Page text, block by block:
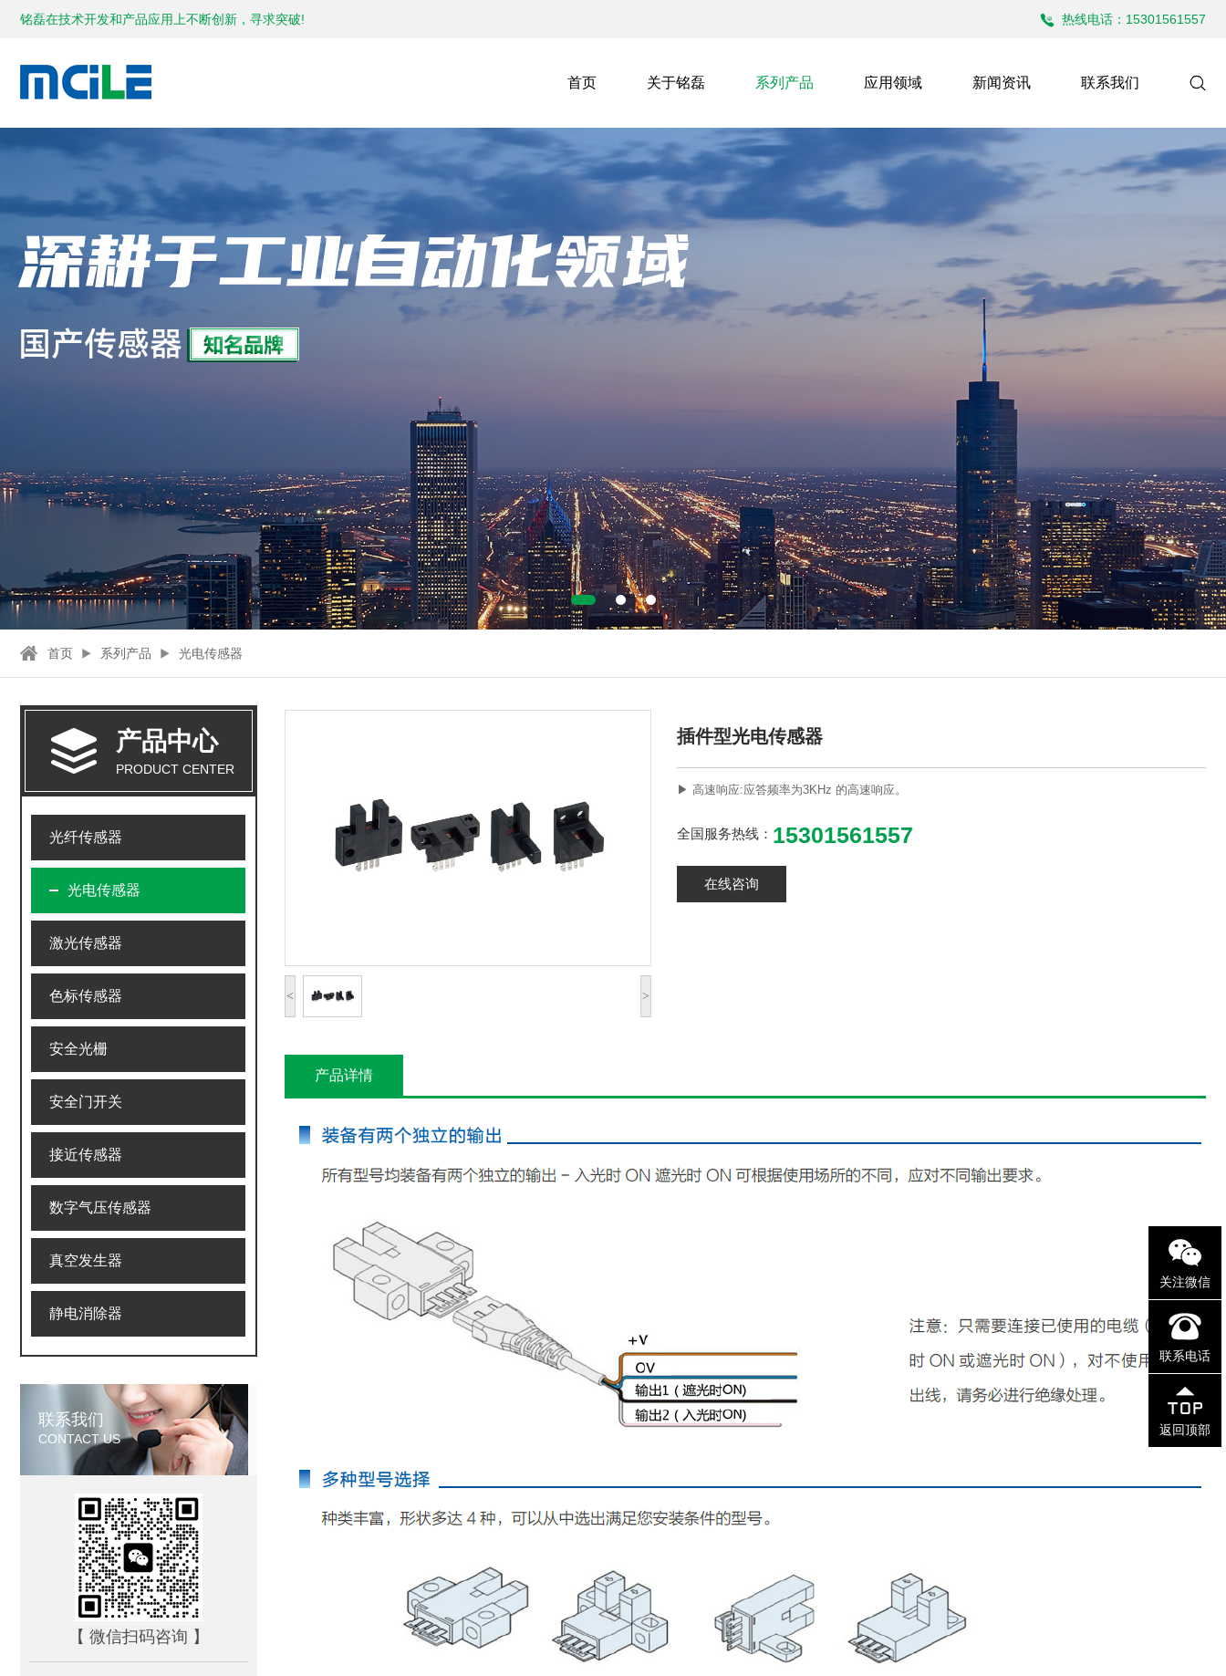
铭磊在技术开发和产品应用上不断创新，寻求突破! 热线电话：15301561557
首页 关于铭磊 系列产品 应用领域 新闻资讯 联系我们
首页 系列产品 光电传感器
产品中心
PRODUCT CENTER
光纤传感器
光电传感器
激光传感器
色标传感器
安全光栅
安全门开关
接近传感器
数字气压传感器
真空发生器
静电消除器
联系我们
CONTACT US
【 微信扫码咨询 】
< >
插件型光电传感器
▶ 高速响应:应答频率为3KHz 的高速响应。
全国服务热线： 15301561557
在线咨询
产品详情
关注微信
联系电话
返回顶部